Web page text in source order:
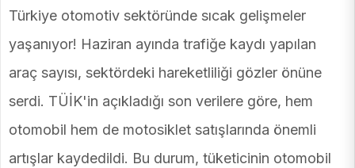
Türkiye otomotiv sektöründe sıcak gelişmeler
yaşanıyor! Haziran ayında trafiğe kaydı yapılan
araç sayısı, sektördeki hareketliliği gözler önüne
serdi. TÜİK'in açıkladığı son verilere göre, hem
otomobil hem de motosiklet satışlarında önemli
artışlar kaydedildi. Bu durum, tüketicinin otomobil